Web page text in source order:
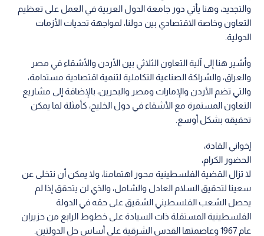
والتجديد، وهنا يأتي دور جامعة الدول العربية في العمل على تعظيم
التعاون وخاصة الاقتصادي بين دولنا، لمواجهة تحديات الأزمات
الدولية.
وأشير هنا إلى آلية التعاون الثلاثي بين الأردن والأشقاء في مصر
والعراق، والشراكة الصناعية التكاملية لتنمية اقتصادية مستدامة،
والتي تضم الأردن والإمارات ومصر والبحرين، بالإضافة إلى مشاريع
التعاون المستمرة مع الأشقاء في دول الخليج، كأمثلة لما يمكن
تحقيقه بشكل أوسع.
إخواني القادة،
الحضور الكرام،
لا تزال القضية الفلسطينية محور اهتمامنا، ولا يمكن أن نتخلى عن
سعينا لتحقيق السلام العادل والشامل، والذي لن يتحقق إذا لم
يحصل الشعب الفلسطيني الشقيق على حقه في الدولة
الفلسطينية المستقلة ذات السيادة على خطوط الرابع من حزيران
عام 1967 وعاصمتها القدس الشرقية على أساس حل الدولتين.